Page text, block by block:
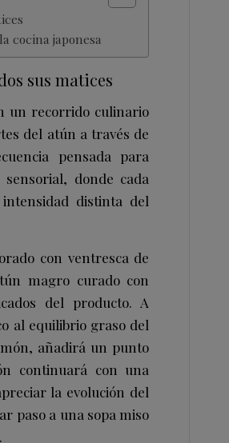
cocina japonesa
sus matices
un recorrido culinario
del atún a través de
pensada para
donde cada
distinta del
con ventresca de
magro curado con
del producto. A
al equilibrio graso del
añadirá un punto
continuará con una
la evolución del
paso a una sopa miso